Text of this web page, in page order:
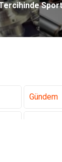
Gündem